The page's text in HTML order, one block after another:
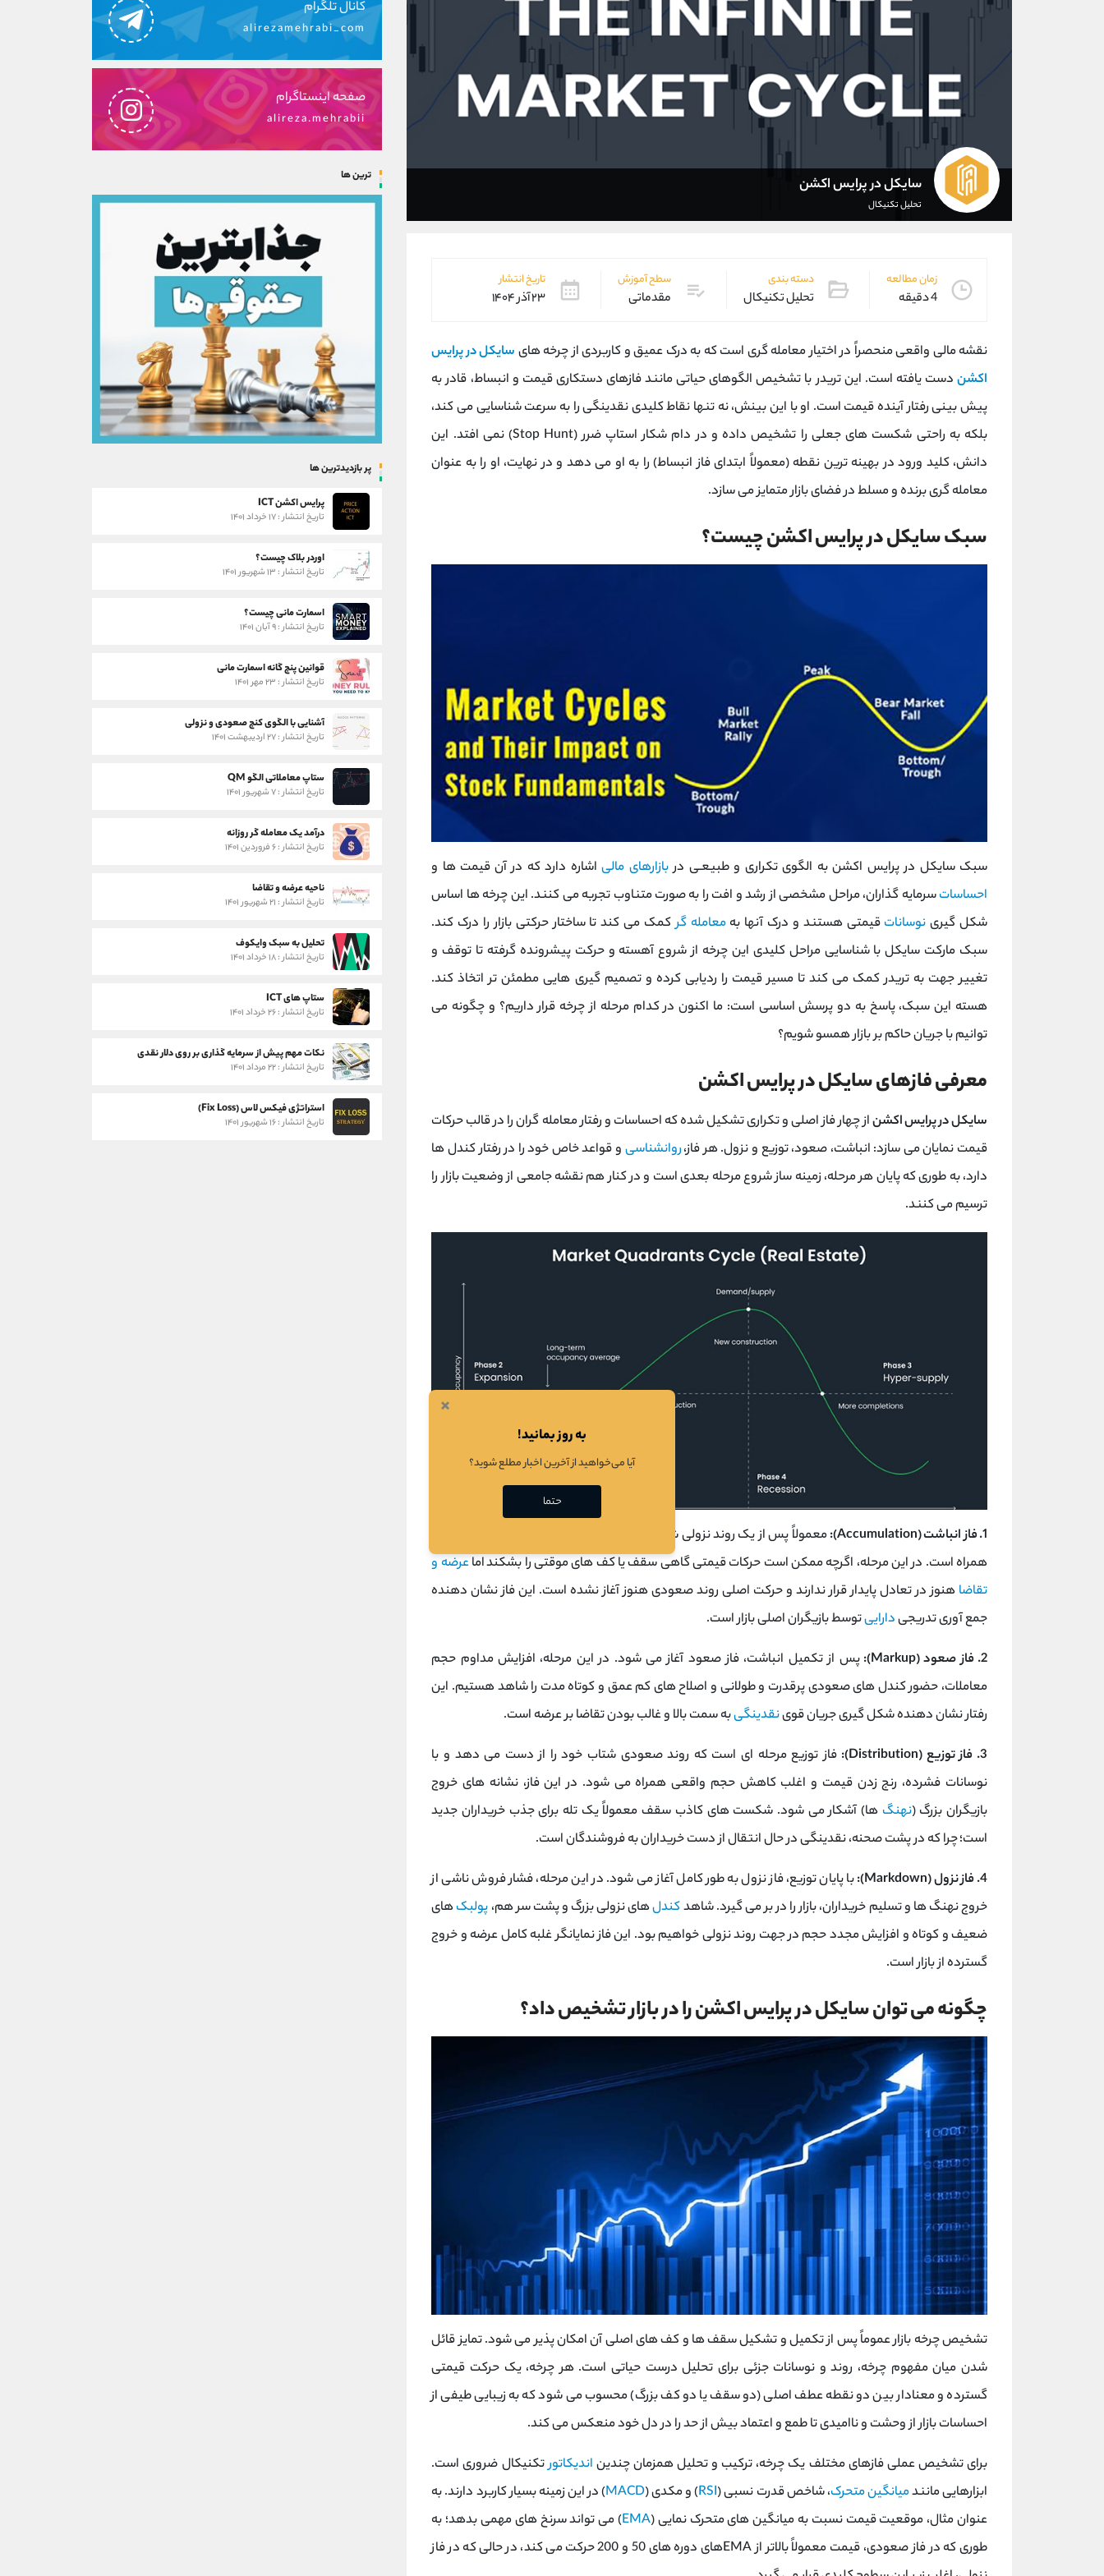
سایکل در پرایس اکشن
تحلیل تکنیکال
زمان مطالعه
4 دقیقه
دسته بندی
تحلیل تکنیکال
سطح آموزش
مقدماتی
تاریخ انتشار
۲۳ آذر ۱۴۰۴
نقشه مالی واقعی منحصراً در اختیار معامله‌ گری است که به درک عمیق و کاربردی از چرخه ‌های سایکل در پرایس
اکشن دست یافته است. این تریدر با تشخیص الگوهای حیاتی مانند فازهای دستکاری قیمت و انبساط، قادر به
پیش ‌بینی رفتار آینده قیمت است. او با این بینش، نه تنها نقاط کلیدی نقدینگی را به سرعت شناسایی می کند،
بلکه به راحتی شکست ‌های جعلی را تشخیص داده و در دام شکار استاپ ضرر (Stop Hunt) نمی‌ افتد. این
دانش، کلید ورود در بهینه ‌ترین نقطه (معمولاً ابتدای فاز انبساط) را به او می ‌دهد و در نهایت، او را به عنوان
معامله‌ گری برنده و مسلط در فضای بازار متمایز می‌ سازد.
سبک سایکل در پرایس اکشن چیست؟
سبک سایکل در پرایس اکشن به الگوی تکراری و طبیعـی دربازارهای مالیاشاره دارد که در آن قیمت ‌ها و
احساساتسرمایه‌ گذاران، مراحل مشخصی از رشد و افت را به صورت متناوب تجربه می کنند. این چرخه‌ ها اساس
شکل گیری نوسانات قیمتی هستند و درک آنها بهمعامله‌ گرکمک می کند تا ساختار حرکتی بازار را درک کند.
سبک مارکت سایکل با شناسایی مراحل کلیدی این چرخه از شروع آهسته و حرکت پیشرونده گرفته تا توقف و
تغییر جهت به تریدر کمک می کند تا مسیر قیمت را ردیابی کرده و تصمیم گیری‌ هایی مطمئن ‌تر اتخاذ کند.
هسته این سبک، پاسخ به دو پرسش اساسی است: ما اکنون در کدام مرحله از چرخه قرار داریم؟ و چگونه می
‌توانیم با جریان حاکم بر بازار همسو شویم؟
معرفی فازهای سایکل در پرایس اکشن
سایکل در پرایس ‌اکشناز چهار فاز اصلی و تکراری تشکیل شده که احساسات و رفتار معامله ‌گران را در قالب حرکات
قیمت نمایان می ‌سازد: انباشت، صعود، توزیع و نزول. هر فاز،روانشناسی و قواعد خاص خود را در رفتار کندل ‌ها
دارد، به طوری که پایان هر مرحله، زمینه ‌ساز شروع مرحله بعدی است و در کنار هم نقشه جامعی از وضعیت بازار را
ترسیم می کنند.
1. فاز انباشت (Accumulation): معمولاً پس از یک روند نزولی شکل می گیرد و با افزایش تدریجی
همراه است. در این مرحله، اگرچه ممکن است حرکات قیمتی گاهی سقف یا کف‌ های موقتی را بشکند اماعرضه و
تقاضا هنوز در تعادل پایدار قرار ندارند و حرکت اصلی روند صعودی هنوز آغاز نشده است. این فاز نشان ‌دهنده
جمع ‌آوری تدریجیداراییتوسط بازیگران اصلی بازار است.
2. فاز صعود (Markup):
پس از تکمیل انباشت، فاز صعود آغاز می ‌شود. در این مرحله، افزایش مداوم حجم
معاملات، حضور کندل‌ های صعودی پرقدرت و طولانی و اصلاح ‌های کم عمق و کوتاه ‌مدت را شاهد هستیم. این
رفتار نشان ‌دهنده شکل گیری جریان قوینقدینگیبه سمت بالا و غالب بودن تقاضا بر عرضه است.
3. فاز توزیع (Distribution):
فاز توزیع مرحله ‌ای است که روند صعودی شتاب خود را از دست می ‌دهد و با
نوسانات فشرده، رنج ‌زدن قیمت و اغلب کاهش حجم واقعی همراه می‌ شود. در این فاز، نشانه‌ های خروج
بازیگران بزرگ (نهنگ ‌ها) آشکار می ‌شود. شکست ‌های کاذب سقف معمولاً یک تله برای جذب خریداران جدید
است؛ چرا که در پشت صحنه، نقدینگی در حال انتقال از دست خریداران به فروشندگان است.
4. فاز نزول (Markdown):
با پایان توزیع، فاز نزول به طور کامل آغاز می‌ شود. در این مرحله، فشار فروش ناشی از
خروج نهنگ ‌ها و تسلیم خریداران، بازار را در بر می گیرد. شاهدکندل‌های نزولی بزرگ و پشت سر هم، پولبک‌های
ضعیف و کوتاه و افزایش مجدد حجم در جهت روند نزولی خواهیم بود. این فاز نمایانگر غلبه کامل عرضه و خروج
گسترده از بازار است.
چگونه می توان سایکل در پرایس اکشن را در بازار تشخیص داد؟
تشخیص چرخه بازار عموماً پس از تکمیل و تشکیل سقف ‌ها و کف‌ های اصلی آن امکان‌ پذیر می‌ شود. تمایز قائل
شدن میان مفهوم چرخه، روند و نوسانات جزئی برای تحلیل درست حیاتی است. هر چرخه، یک حرکت قیمتی
گسترده و معنادار بین دو نقطه عطف اصلی (دو سقف یا دو کف بزرگ) محسوب می‌ شود که به زیبایی طیفی از
احساسات بازار از وحشت و ناامیدی تا طمع و اعتماد بیش ‌از حد را در دل خود منعکس می کند.
برای تشخیص عملی فازهای مختلف یک چرخه، ترکیب و تحلیل همزمان چندین اندیکاتورتکنیکال ضروری است.
ابزارهایی مانندمیانگین متحرک، شاخص قدرت نسبی (RSI) و مکدی (MACD) در این زمینه بسیار کاربرد دارند. به
عنوان مثال، موقعیت قیمت نسبت به میانگین ‌های متحرک نمایی (EMA) می ‌تواند سرنخ ‌های مهمی بدهد؛ به
طوری که در فاز صعودی، قیمت معمولاً بالاتر از EMAهای دوره‌ های 50 و 200 حرکت می کند، در حالی که در فاز
کانال تلگرام
alirezamehrabi_com
صفحه اینستاگرام
alireza.mehrabii
ترین ها
پر بازدیدترین ها
پرایس اکشن ICT
تاریخ انتشار : ۱۷ خرداد ۱۴۰۱
اوردر بلاک چیست؟
تاریخ انتشار : ۱۳ شهریور ۱۴۰۱
اسمارت مانی چیست؟
تاریخ انتشار : ۹ آبان ۱۴۰۱
قوانین پنج گانه اسمارت مانی
تاریخ انتشار : ۲۳ مهر ۱۴۰۱
آشنایی با الگوی کنج صعودی و نزولی
تاریخ انتشار : ۲۷ اردیبهشت ۱۴۰۱
ستاپ معاملاتی الگو QM
تاریخ انتشار : ۷ شهریور ۱۴۰۱
درآمد یک معامله گر روزانه
تاریخ انتشار : ۶ فروردین ۱۴۰۱
ناحیه عرضه و تقاضا
تاریخ انتشار : ۲۱ شهریور ۱۴۰۱
تحلیل به سبک وایکوف
تاریخ انتشار : ۱۸ خرداد ۱۴۰۱
ستاپ های ICT
تاریخ انتشار : ۲۶ خرداد ۱۴۰۱
نکات مهم پیش از سرمایه گذاری بر روی دلار نقدی
تاریخ انتشار : ۲۲ مرداد ۱۴۰۱
استراتژی فیکس لاس (Fix Loss)
تاریخ انتشار : ۱۶ شهریور ۱۴۰۱
×
به روز بمانید!
آیا می‌خواهید از آخرین اخبار مطلع شوید؟
حتما